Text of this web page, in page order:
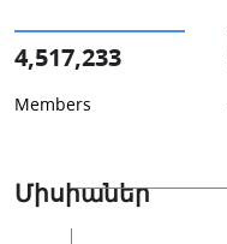
4,517,233
Members
Միսիաներ